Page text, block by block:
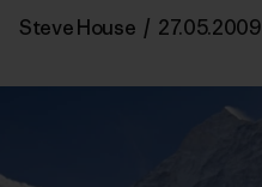
Steve House / 27.05.2009